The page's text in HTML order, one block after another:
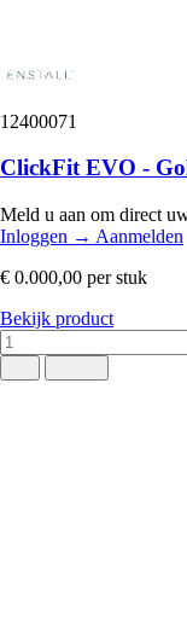
12400071
ClickFit EVO -
Meld u aan om direct
Inloggen → Aanmelden
€ 0.000,00 per stuk
Bekijk product